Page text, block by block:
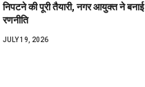
निपटने की पूरी तैयारी, नगर आयुक्त ने बनाई
रणनीति
JULY 19, 2026